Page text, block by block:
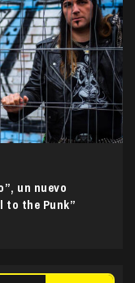
un nuevo
to the Punk”